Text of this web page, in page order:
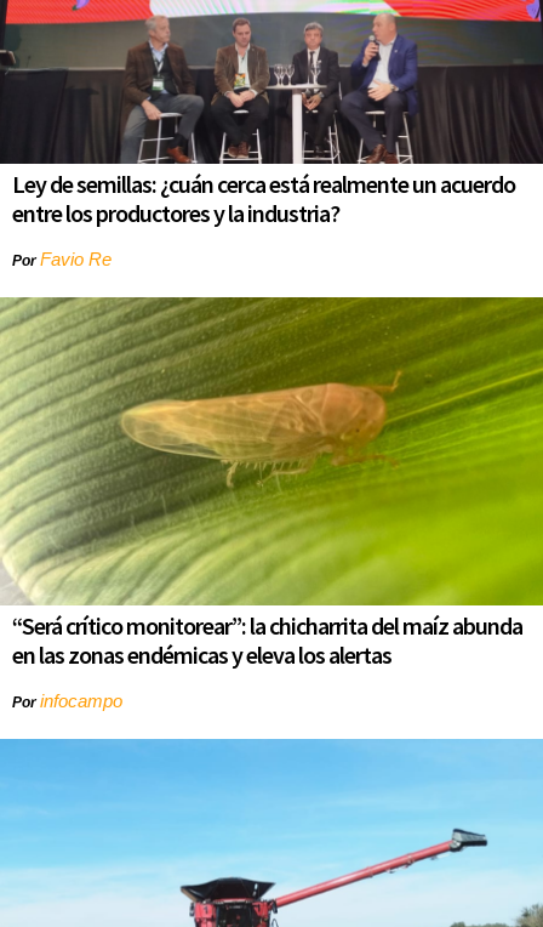
Ley de semillas: ¿cuán cerca está realmente un acuerdo
entre los productores y la industria?
PorFavio Re
“Será crítico monitorear”: la chicharrita del maíz abunda
en las zonas endémicas y eleva los alertas
Porinfocampo